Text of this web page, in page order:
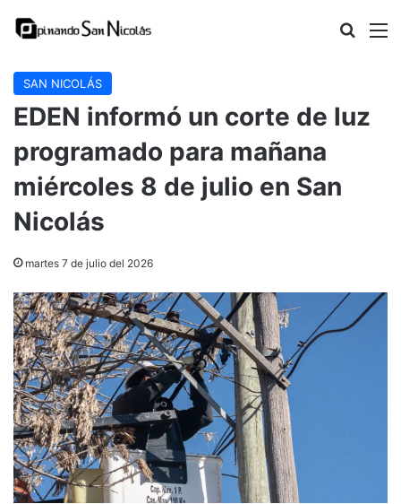
Buscar
SAN NICOLÁS
EDEN informó un corte de luz
programado para mañana
miércoles 8 de julio en San
Nicolás
martes 7 de julio del 2026